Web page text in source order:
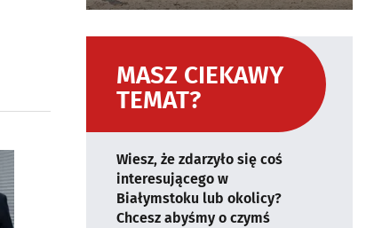
MASZ CIEKAWY
TEMAT?
Wiesz, że zdarzyło się coś
interesującego w
Białymstoku lub okolicy?
Chcesz abyśmy o czymś